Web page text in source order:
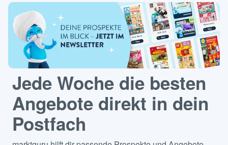
Jede Woche die besten
Angebote direkt in dein
Postfach